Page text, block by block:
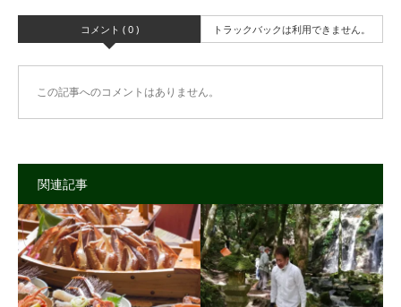
コメント ( 0 ) トラックバックは利用できません。
この記事へのコメントはありません。
関連記事